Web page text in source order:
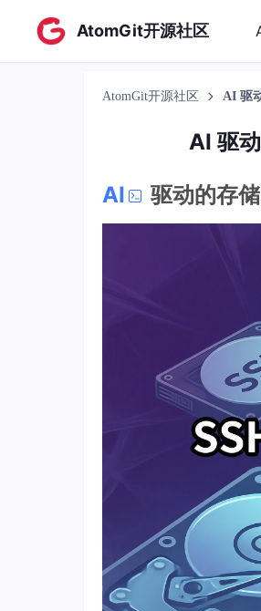
AtomGit开源社区
AtomGit开源社区 AI 驱
AI 驱
AI
驱动的存